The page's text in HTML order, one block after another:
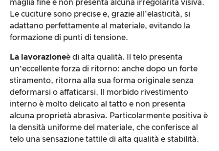
maglia fine e non presenta alcuna irregolarità visiva.
Le cuciture sono precise e, grazie all’elasticità, si
adattano perfettamente al materiale, evitando la
formazione di punti di tensione.
La lavorazioneè di alta qualità. Il telo presenta
un’eccellente forza di ritorno: anche dopo un forte
stiramento, ritorna alla sua forma originale senza
deformarsi o affaticarsi. Il morbido rivestimento
interno è molto delicato al tatto e non presenta
alcuna proprietà abrasiva. Particolarmente positiva è
la densità uniforme del materiale, che conferisce al
telo una sensazione tattile di alta qualità e stabilità.